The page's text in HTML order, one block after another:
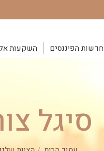
חדשות הפיננסים השקעות
סיגלYou are here: